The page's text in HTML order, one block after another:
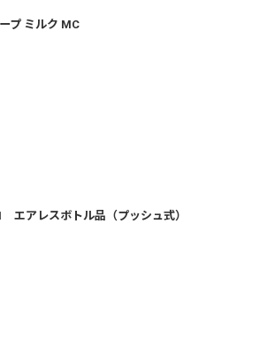
プ ミルク MC
エアレスボトル品（プッシュ式）